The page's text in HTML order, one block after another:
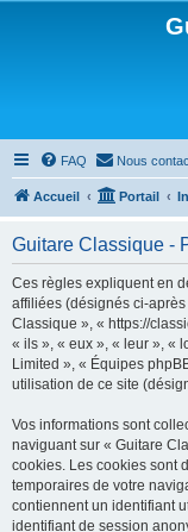
FAQ Nous
Accueil Portail
Guitare Classique -
Ces règles expliquent en
affiliées (désignés ci-
Classique », « https://
« ils », « eux », « leur », «
Limited », « Équipes
utilisation de ce site
Vos informations sont
naviguant sur « Guitare
cookies. Les cookies sont
temporaires de votre
contiennent un identifiant
identifiant de session